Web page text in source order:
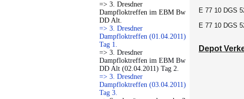
=> 3. Dresdner
Dampfloktreffen im EBM Bw
DD Alt.
=> 3. Dresdner
Dampfloktreffen (01.04.2011)
Tag 1.
=> 3. Dresdner
Dampfloktreffen im EBM Bw
DD Alt (02.04.2011) Tag 2.
=> 3. Dresdner
Dampfloktreffen (03.04.2011)
Tag 3.
E 77 10 DGS
E 77 10 DGS
Depot